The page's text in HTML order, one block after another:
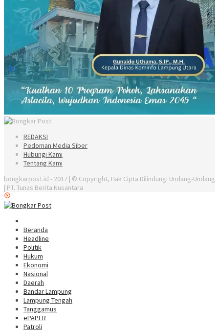
REDAKSI
Pedoman Media Siber
Hubungi Kami
Tentang Kami
bongkarpost.id - 2017 | © Copyright, Hak Cipta Dilindungi Undang-Undang
| PT. Tunas Berita Nusantara
Beranda
Headline
Politik
Hukum
Ekonomi
Nasional
Daerah
Bandar Lampung
Lampung Tengah
Tanggamus
ePAPER
Patroli